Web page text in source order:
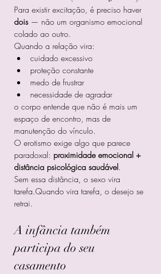
Para existir excitação, é preciso haver
dois — não um organismo emocional
colado ao outro.
Quando a relação vira:
cuidado excessivo
proteção constante
medo de frustrar
necessidade de agradar
o corpo entende que não é mais um
espaço de encontro, mas de
manutenção do vínculo.
O erotismo exige algo que parece
paradoxal: proximidade emocional +
distância psicológica saudável.
Sem essa distância, o sexo vira
tarefa.Quando vira tarefa, o desejo se
retrai.
A infância também
participa do seu
casamento